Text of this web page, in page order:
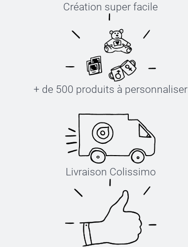
Création super facile
+ de 500 produits à personnaliser
Livraison Colissimo